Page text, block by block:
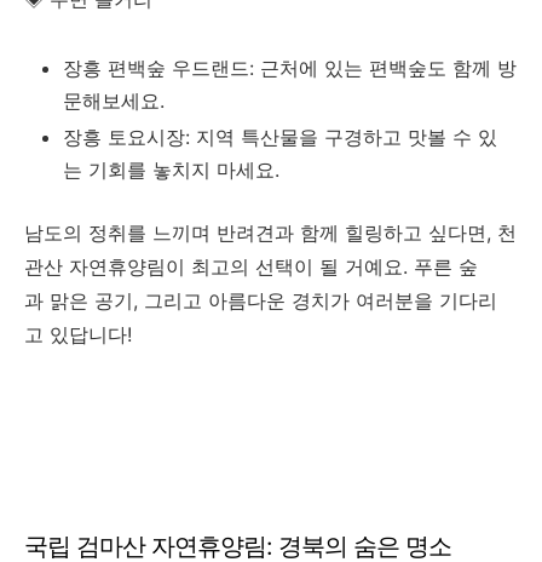
장흥 편백숲 우드랜드: 근처에 있는 편백숲도 함께 방
문해보세요.
장흥 토요시장: 지역 특산물을 구경하고 맛볼 수 있
는 기회를 놓치지 마세요.
남도의 정취를 느끼며 반려견과 함께 힐링하고 싶다면, 천
관산 자연휴양림이 최고의 선택이 될 거예요. 푸른 숲
과 맑은 공기, 그리고 아름다운 경치가 여러분을 기다리
고 있답니다!
국립 검마산 자연휴양림: 경북의 숨은 명소